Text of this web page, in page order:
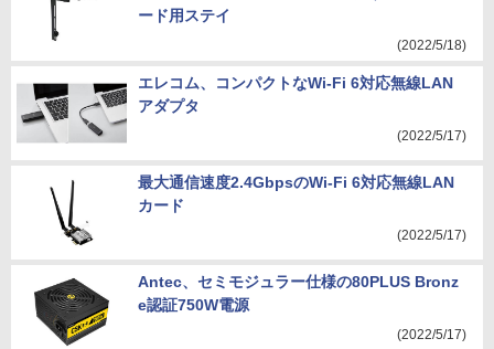
ード用ステイ
(2022/5/18)
エレコム、コンパクトなWi-Fi 6対応無線LAN
アダプタ
(2022/5/17)
最大通信速度2.4GbpsのWi-Fi 6対応無線LAN
カード
(2022/5/17)
Antec、セミモジュラー仕様の80PLUS Bronz
e認証750W電源
(2022/5/17)